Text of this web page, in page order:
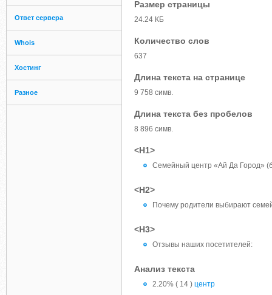
Ответ сервера
Whois
Хостинг
Разное
Размер страницы
24.24 КБ
Количество слов
637
Длина текста на странице
9 758 симв.
Длина текста без пробелов
8 896 симв.
<H1>
Семейный центр «Ай Да Город»
<H2>
Почему родители выбирают
<H3>
Отзывы наших посетителей:
Анализ текста
2.20% ( 14 ) центр